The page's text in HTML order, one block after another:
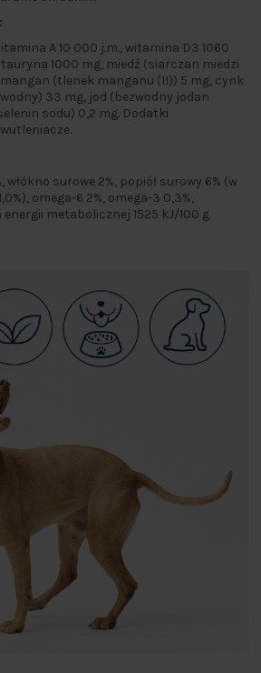
A 10 000 j.m., witamina D3 1060
1000 mg, miedź (siarczan miedzi
(tlenek manganu (II)) 5 mg, cynk
33 mg, jod (bezwodny jodan
sodu) 0,2 mg. Dodatki
włókno surowe 2%, popiół surowy 6% (w
omega-6 2%, omega-3 0,3%,
energii metabolicznej 1525 kJ/100 g.